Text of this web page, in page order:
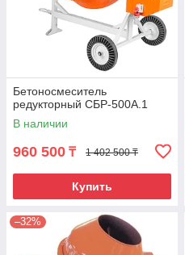
Бетоносмеситель
редукторный СБР-500А.1
В наличии
960 500 ₸ 1 402 500 ₸
Купить
–32%